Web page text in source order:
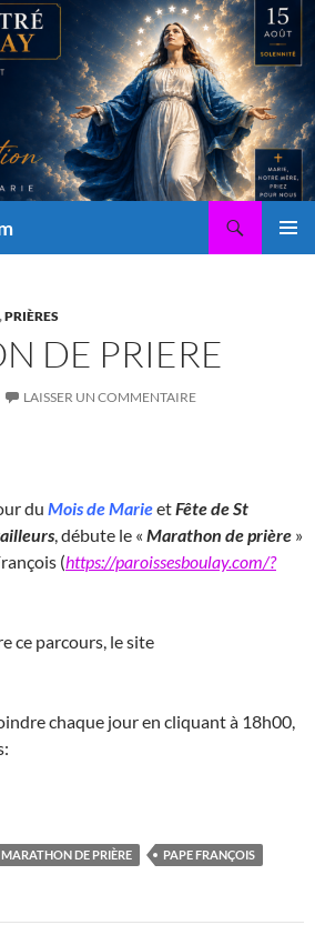
,PRIÈRES
DE PRIERE
LAISSER UN COMMENTAIRE
du Mois de MarieetFête de St
, débute le « Marathon de prière »
(https://paroissesboulay.com/?
ce parcours, le site
chaque jour en cliquant à 18h00,
MARATHON DE PRIÈRE PAPE FRANÇOIS